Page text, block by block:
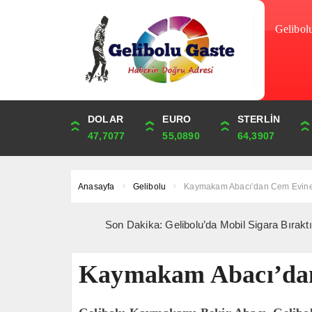
DOLAR
47,7077
EURO
55,0890
STERLİN
64,3907
ONS
4,343,85
ALTIN
6,664,73
ÇEYREK
10,896,84
Anasayfa Gelibolu Kaymakam Abacı’dan Cem
Son Dakika: Gelibolu’da Mobil Sigara Bıraktırma
Kaymakam